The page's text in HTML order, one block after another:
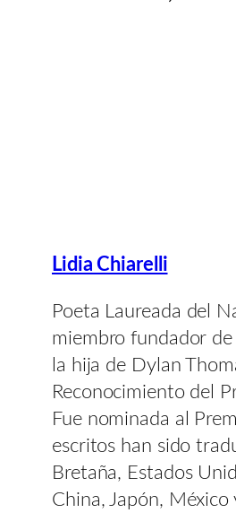
Lidia Chiarelli
Poeta Laureada del
miembro fundador
la hija de Dylan
Reconocimiento del
Fue nominada al
escritos han sido
Bretaña, Estados
China, Japón, México